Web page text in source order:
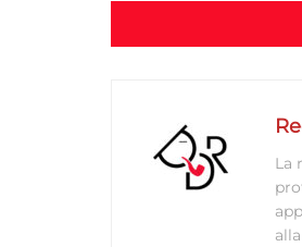
La